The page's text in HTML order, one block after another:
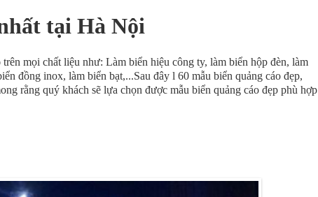
tại Hà Nội
mọi chất liệu như: Làm biển hiệu công ty, làm biển hộp đèn, làm
đồng inox, làm biển bạt,...Sau đây l 60 mẫu biển quảng cáo đẹp,
rằng quý khách sẽ lựa chọn được mẫu biển quảng cáo đẹp phù hợp